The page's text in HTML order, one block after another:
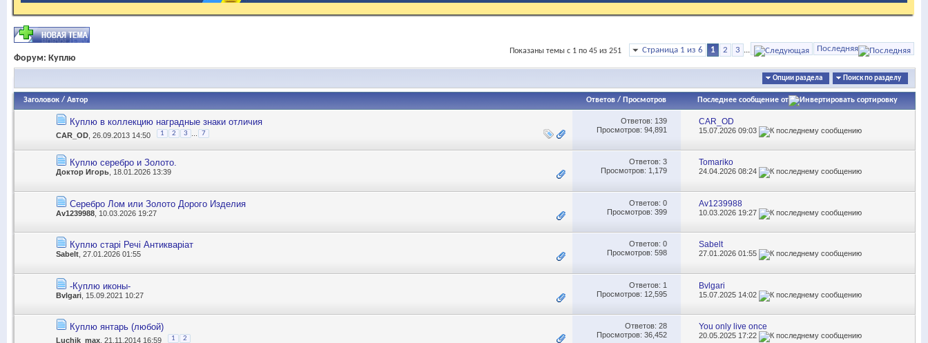
Страница 1 из 6 1 2 3 ... Последняя
Показаны темы с 1 по 45 из 251
Форум: Куплю
Опции раздела Поиск по разделу
Заголовок / Автор Ответов/ Просмотров Последнее сообщение от
Куплю в коллекцию наградные знаки отличия
CAR_OD , 26.09.2013 14:50 1 2 3 7
Ответов: 139
Просмотров: 94,891
CAR_OD
15.07.202609:03
Куплю серебро и Золото.
Доктор Игорь, 18.01.2026 13:39
Ответов: 3
Просмотров: 1,179
Tomariko
24.04.202608:24
Серебро Лом или Золото Дорого Изделия
Av1239988 , 10.03.2026 19:27
Ответов: 0
Просмотров: 399
Av1239988
10.03.2026 19:27
Куплю старі Речі Антикваріат
Sabelt, 27.01.2026 01:55
Ответов: 0
Просмотров: 598
Sabelt
27.01.202601:55
-Куплю иконы-
Bvlgari , 15.09.2021 10:27
Ответов: 1
Просмотров: 12,595
Bvlgari
15.07.2025 14:02
Куплю янтарь (любой)
Luchik_max , 21.11.2014 16:59 1 2
Ответов: 28
Просмотров: 36,452
You only live once
20.05.2025 17:22